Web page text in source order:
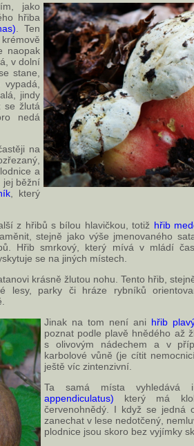
jako
hřiba
. Ten
naopak
v dolní
stane,
jindy
se žlutá
nedá
na
a
jej běžní
, který
z hřibů s bílou hlavičkou, totiž hřib
stejně jako výše jmenovaného
Hřib smrkový, který mívá v mládí
se na jiných místech.
krásně žlutou nohu. Tento hřib,
lesy, parky či hráze rybníků
Jinak na tom není ani hřib
poznat podle plavě hnědého až
s olivovým nádechem a v
karbolové vůně (je cítit
ještě víc zintenzivní.
Ta samá místa vyhledává
appendiculatus) který má
červenohnědý. I když se jedná
zanechat v lese nedotčený,
plodnice jsou skoro bez vyjímky